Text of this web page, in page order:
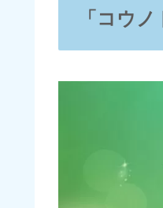
「コウ